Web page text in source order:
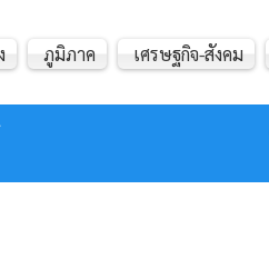
ภูมิภาค เศรษฐกิจ-สังคม